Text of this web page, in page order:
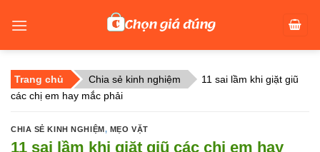
Trang chủ Chia sẻ kinh nghiệm
11 sai lầm khi giặt giũ
các chị em hay mắc phải
CHIA SẺ KINH NGHIỆM, MẸO VẶT
11 sai lầm khi giặt giũ các chị em hay